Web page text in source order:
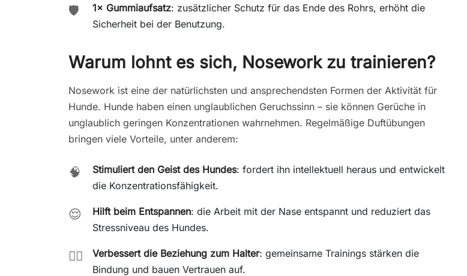
🛡️ 1× Gummiaufsatz: zusätzlicher Schutz für das Ende des Rohrs, erhöht die
Sicherheit bei der Benutzung.
Warum lohnt es sich, Nosework zu trainieren?
Nosework ist eine der natürlichsten und ansprechendsten Formen der Aktivität für
Hunde. Hunde haben einen unglaublichen Geruchssinn – sie können Gerüche in
unglaublich geringen Konzentrationen wahrnehmen. Regelmäßige Duftübungen
bringen viele Vorteile, unter anderem:
🧠 Stimuliert den Geist des Hundes: fordert ihn intellektuell heraus und entwickelt
die Konzentrationsfähigkeit.
😌 Hilft beim Entspannen: die Arbeit mit der Nase entspannt und reduziert das
Stressniveau des Hundes.
🐕‍🦺 Verbessert die Beziehung zum Halter: gemeinsame Trainings stärken die
Bindung und bauen Vertrauen auf.